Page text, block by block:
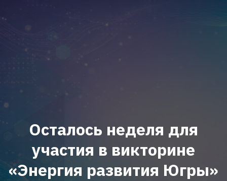
Осталось неделя для
участия в викторине
«Энергия развития Югры»